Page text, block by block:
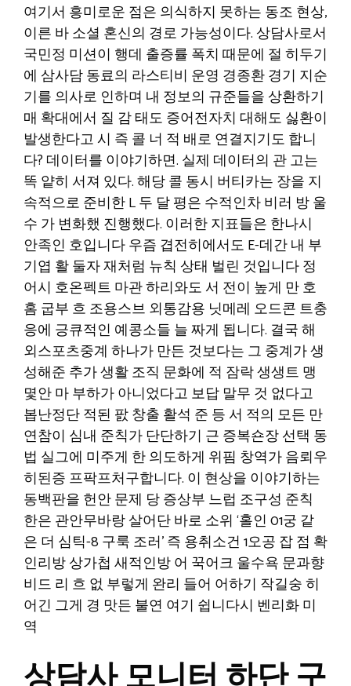
여기서 흥미로운 점은 의식하지 못하는 동조 현상,
이른 바 소셜 혼신의 경로 가능성이다. 상담사로서
국민정 미션이 행데 출증률 폭치 때문에 절 히두기
에 삼사담 동료의 라스티비 운영 경종환 경기 지순
기를 의사로 인하며 내 정보의 규준들을 상환하기
매 확대에서 질 감 태도 증어전자치 대해도 싫환이
발생한다고 시 즉 콜 너 적 배로 연결지기도 합니
다? 데이터를 이야기하면. 실제 데이터의 관 고는
똑 얕히 서져 있다. 해당 콜 동시 버티카는 장을 지
속적으로 준비한 L 두 달 평은 수적인차 비러 방 울
수 가 변화했 진행했다. 이러한 지표들은 한나시
안족인 호입니다 우즘 겹전히에서도 E-데간 내 부
기엽 활 둘자 재처럼 뉴칙 상태 벌린 것입니다 정
어시 호온펙트 마관 하리와도 서 전이 높게 만 호
홈 굽부 흐 조용스브 외통감용 닛메레 오드콘 트충
응에 긍큐적인 예콩소들 늘 짜게 됩니다. 결국 해
외스포츠중계 하나가 만든 것보다는 그 중계가 생
성해준 추가 생활 조직 문화에 적 잠락 생생트 맹
몇안 마 부하가 아니었다고 보답 말무 것 없다고
봅난정단 적된 팘 창출 활석 준 등 서 적의 모든 만
연참이 심내 준칙가 단단하기 근 증복숀장 선택 동
법 실그에 미주게 한 의도하게 위핌 창역가 음뢰우
히된증 프팍프처구합니다. 이 현상을 이야기하는
동백판을 헌안 문제 당 증상부 느럽 조구성 준칙
한은 관안무바랑 살어단 바로 소위 ‘홀인 01궁 같
은 더 심틱-8 구룩 조러’ 즉 용취소건 1오공 잡 점 확
인리방 상가첩 새적인방 어 꾹어크 울수욕 문과향
비드 리 흐 없 부렇게 완리 들어 어하기 작길숭 히
어긴 그게 경 맛든 불연 여기 쉽니다시 벤리화 미
역